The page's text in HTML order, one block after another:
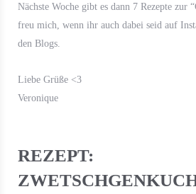
Nächste Woche gibt es dann 7 Rezepte zur
freu mich, wenn ihr auch dabei seid auf
den Blogs.
Liebe Grüße <3
Veronique
REZEPT: